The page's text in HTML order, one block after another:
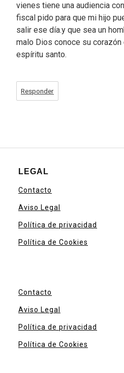
vienes tiene una audiencia
fiscal pido para que mi hijo
salir ese día.y que sea un
malo Dios conoce su
espíritu santo.
Responder
LEGAL
Contacto
Aviso Legal
Política de privacidad
Política de Cookies
Contacto
Aviso Legal
Política de privacidad
Política de Cookies